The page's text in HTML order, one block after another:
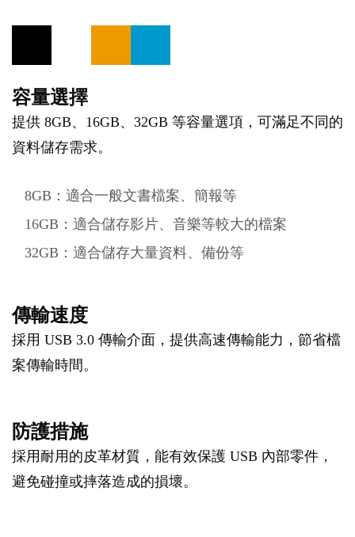
容量選擇
提供 8GB、16GB、32GB 等容量選項，可滿足不同的
資料儲存需求。
8GB：適合一般文書檔案、簡報等
16GB：適合儲存影片、音樂等較大的檔案
32GB：適合儲存大量資料、備份等
傳輸速度
採用 USB 3.0 傳輸介面，提供高速傳輸能力，節省檔
案傳輸時間。
防護措施
採用耐用的皮革材質，能有效保護 USB 內部零件，
避免碰撞或摔落造成的損壞。